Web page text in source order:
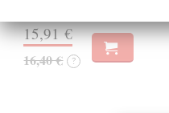
15,91 €
16,40 € ?